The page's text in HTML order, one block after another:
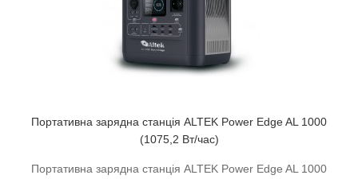
Портативна зарядна станція ALTEK Power Edge AL 1000
(1075,2 Вт/час)
Портативна зарядна станція ALTEK Power Edge AL 1000